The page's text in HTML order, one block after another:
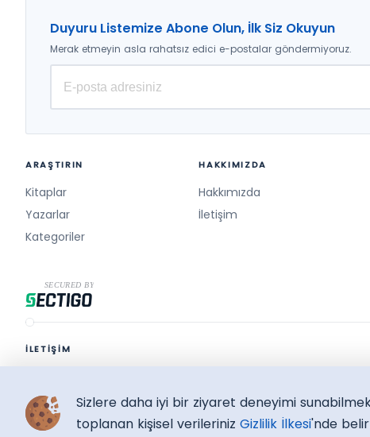
Duyuru Listemize Abone Olun, İlk Siz Okuyun
Merak etmeyin asla rahatsız edici e-postalar göndermiyoruz.
ARAŞTIRIN
Kitaplar
Yazarlar
Kategoriler
HAKKIMIZDA
Hakkımızda
İletişim
İLETİŞİM
SüreliKitap.com Copyright © 2026 - Bütün Hakları Saklıdır.
Sizlere daha iyi bir ziyaret deneyimi
toplanan kişisel verileriniz Gizlilik İlkesi'nde